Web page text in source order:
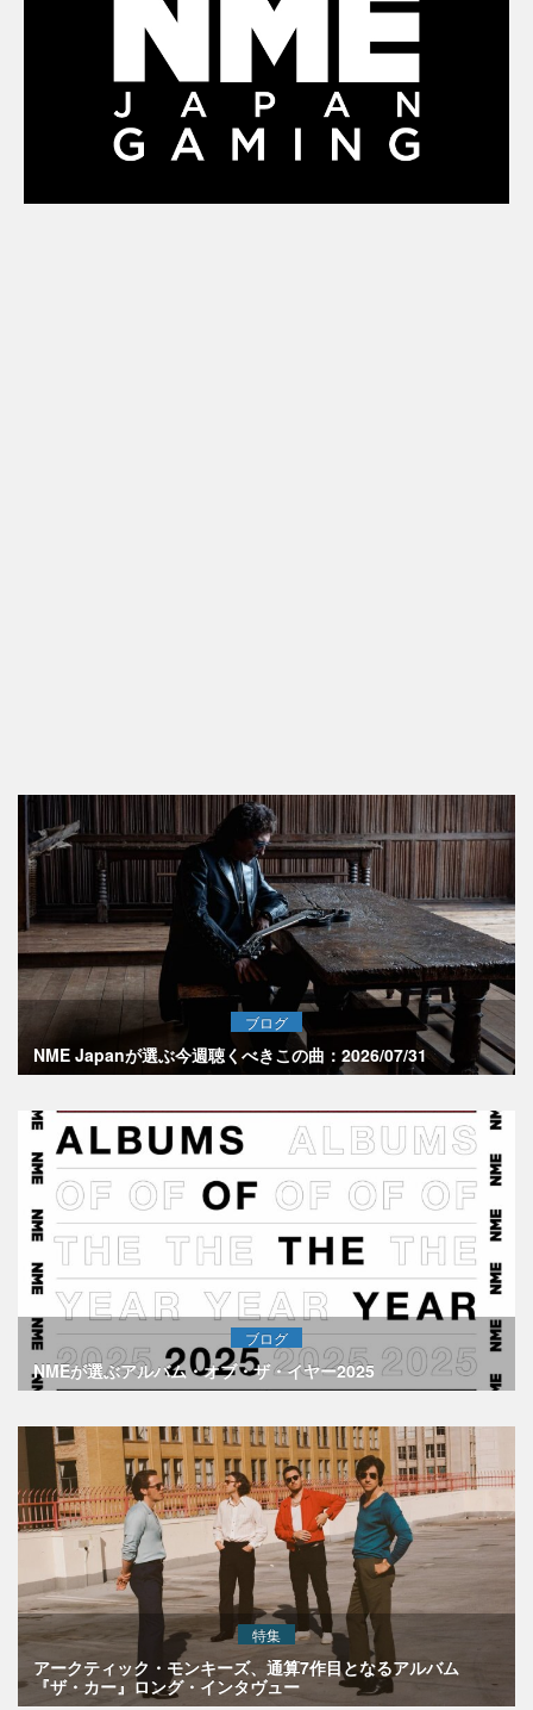
ブログ
NME Japanが選ぶ今週聴くべきこの曲：2026/07/31
ブログ
NMEが選ぶアルバム・オブ・ザ・イヤー2025
特集
アークティック・モンキーズ、通算7作目となるアルバム
『ザ・カー』ロング・インタヴュー